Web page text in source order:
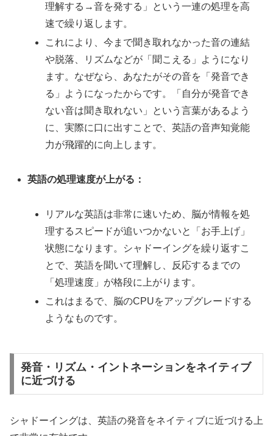
理解する→音を発する」という一連の処理を高
速で繰り返します。
これにより、今まで聞き取れなかった音の連結
や脱落、リズムなどが「聞こえる」ようになり
ます。なぜなら、あなたがその音を「発音でき
る」ようになったからです。「自分が発音でき
ない音は聞き取れない」という言葉があるよう
に、実際に口に出すことで、英語の音声知覚能
力が飛躍的に向上します。
英語の処理速度が上がる：
リアルな英語は非常に速いため、脳が情報を処
理するスピードが追いつかないと「お手上げ」
状態になります。シャドーイングを繰り返すこ
とで、英語を聞いて理解し、反応するまでの
「処理速度」が格段に上がります。
これはまるで、脳のCPUをアップグレードする
ようなものです。
発音・リズム・イントネーションをネイティブ
に近づける
シャドーイングは、英語の発音をネイティブに近づける上